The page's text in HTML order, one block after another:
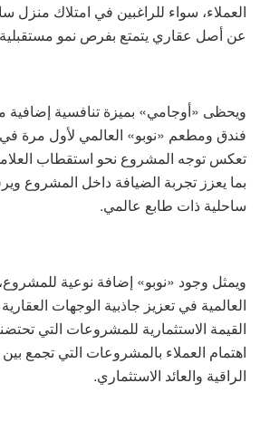
العملاء، سواء للراغبين في امتلاك منزل
عن أصل عقاري يتمتع بفرص نمو
ويحظى «أوجامي» بميزة تنافسية
فندق ومطعم «نوبو» العالمي لأول مرة
تعكس توجه المشروع نحو استقطاب
بما يعزز تجربة الضيافة داخل المشروع
ساحلية ذات طابع عالمي.
ويمثل وجود «نوبو» إضافة نوعية
العالمية في تعزيز جاذبية الوجهات
القيمة الاستثمارية للمشروعات التي
اهتمام العملاء بالمشروعات التي تجمع
الراقية والعائد الاستثماري.